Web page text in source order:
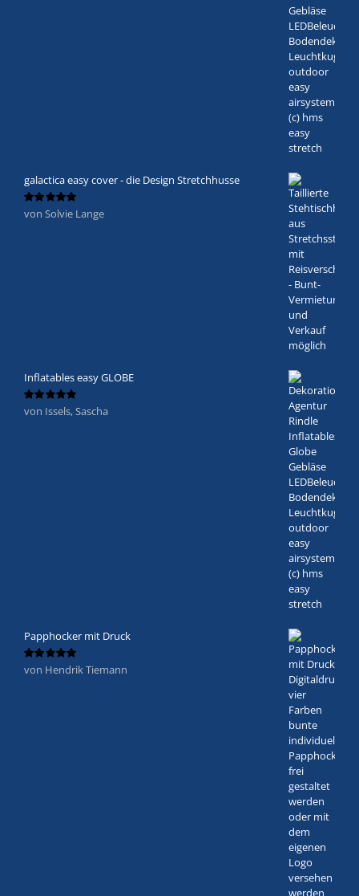
galactica easy cover - die Design Stretchhusse
Bewertet
von Solvie Lange
Inflatables easy GLOBE
Bewertet
von Issels, Sascha
Papphocker mit Druck
Bewertet
von Hendrik Tiemann